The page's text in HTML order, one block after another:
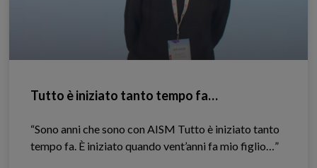
Tutto è iniziato tanto tempo fa…
“Sono anni che sono con AISM Tutto è iniziato tanto
tempo fa. È iniziato quando vent’anni fa mio figlio…”